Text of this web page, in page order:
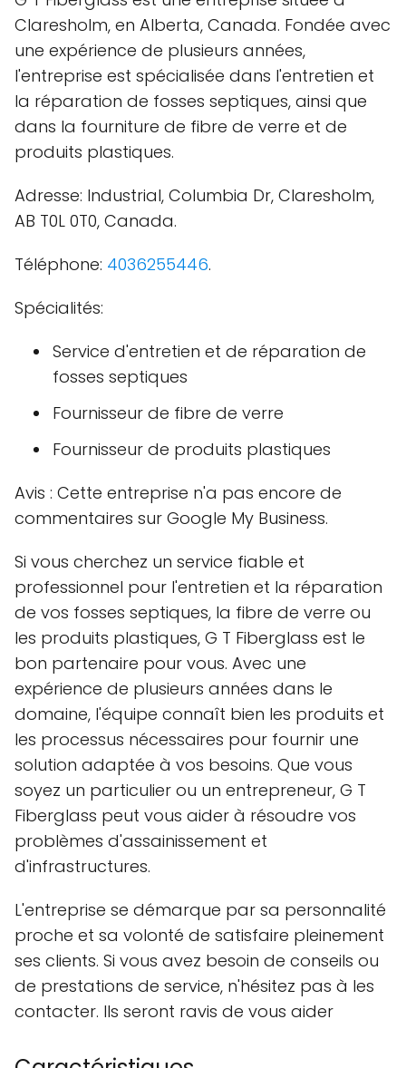
Claresholm, en Alberta, Canada. Fondée avec
une expérience de plusieurs années,
l'entreprise est spécialisée dans l'entretien et
la réparation de fosses septiques, ainsi que
dans la fourniture de fibre de verre et de
produits plastiques.
Adresse: Industrial, Columbia Dr, Claresholm,
AB T0L 0T0, Canada.
Téléphone: 4036255446.
Spécialités:
Service d'entretien et de réparation de
fosses septiques
Fournisseur de fibre de verre
Fournisseur de produits plastiques
Avis : Cette entreprise n'a pas encore de
commentaires sur Google My Business.
Si vous cherchez un service fiable et
professionnel pour l'entretien et la réparation
de vos fosses septiques, la fibre de verre ou
les produits plastiques, G T Fiberglass est le
bon partenaire pour vous. Avec une
expérience de plusieurs années dans le
domaine, l'équipe connaît bien les produits et
les processus nécessaires pour fournir une
solution adaptée à vos besoins. Que vous
soyez un particulier ou un entrepreneur, G T
Fiberglass peut vous aider à résoudre vos
problèmes d'assainissement et
d'infrastructures.
L'entreprise se démarque par sa personnalité
proche et sa volonté de satisfaire pleinement
ses clients. Si vous avez besoin de conseils ou
de prestations de service, n'hésitez pas à les
contacter. Ils seront ravis de vous aider